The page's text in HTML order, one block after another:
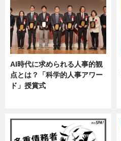
AI時代に求められる人事的観
点とは？「科学的人事アワー
ド」授賞式